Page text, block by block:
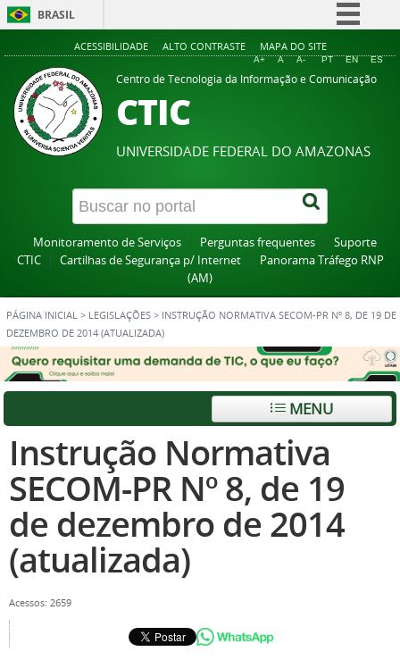
BRASIL
Simplifique!
Comunica BR
Legislação
Canais
ACESSIBILIDADE ALTO CONTRASTE MAPA DO SITE
A+ A A- PT EN ES
Centro de Tecnologia da Informação e Comunicação
CTIC
UNIVERSIDADE FEDERAL DO AMAZONAS
Monitoramento de Serviços Perguntas frequentes
Suporte
CTIC
Cartilhas de Segurança p/ Internet
Panorama Tráfego RNP
(AM)
PÁGINA INICIAL > LEGISLAÇÕES > INSTRUÇÃO NORMATIVA SECOM-PR Nº 8, DE 19 DE
DEZEMBRO DE 2014 (ATUALIZADA)
MENU
Instrução Normativa
SECOM-PR Nº 8, de 19
de dezembro de 2014
(atualizada)
Acessos: 2659